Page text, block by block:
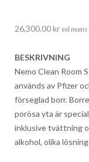
26,300.00kr exl moms
BESKRIVNING
Nemo Clean Room
används av Pfizer
förseglad borr.
porösa yta är
inklusive tvättning
alkohol, olika